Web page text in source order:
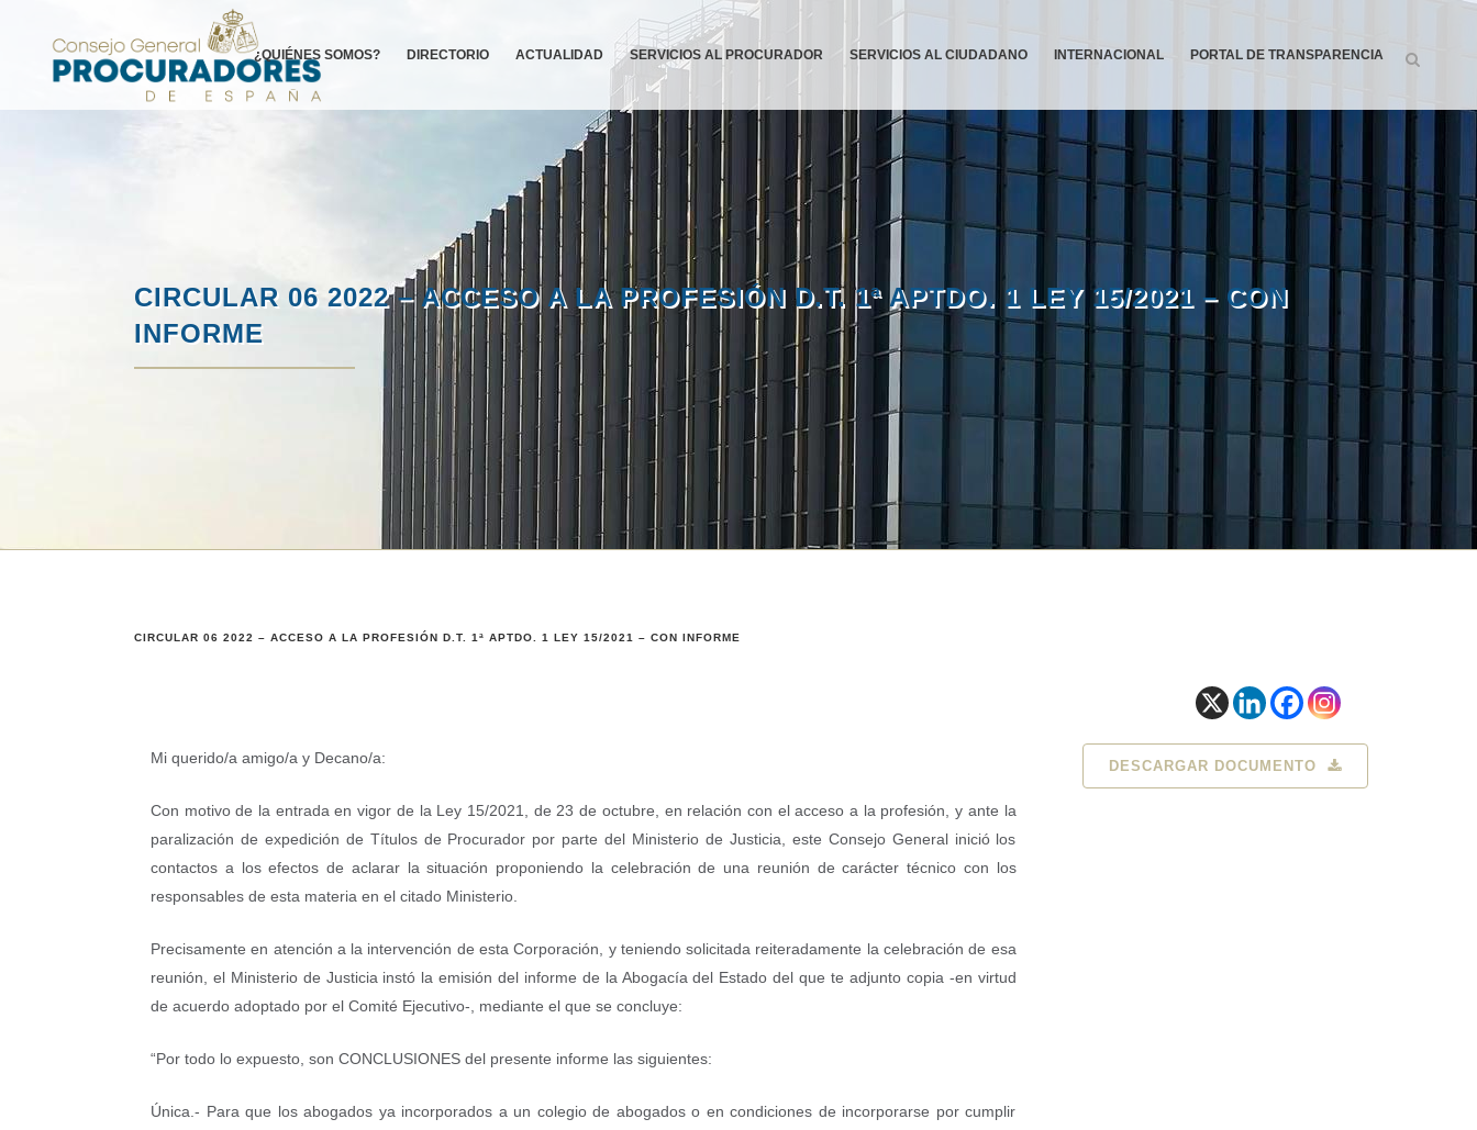
¿QUIÉNES SOMOS? DIRECTORIO ACTUALIDAD SERVICIOS AL PROCURADOR SERVICIOS AL CIUDADANO INTERNACIONAL PORTAL DE TRANSPARENCIA
CIRCULAR 06 2022 – ACCESO A LA PROFESIÓN D.T. 1ª APTDO. 1 LEY 15/2021 – CON
INFORME
CIRCULAR 06 2022 – ACCESO A LA PROFESIÓN D.T. 1ª APTDO. 1 LEY 15/2021 – CON INFORME
Mi querido/a amigo/a y Decano/a:
Con motivo de la entrada en vigor de la Ley 15/2021, de 23 de octubre, en relación con el acceso a la profesión, y ante la
paralización de expedición de Títulos de Procurador por parte del Ministerio de Justicia, este Consejo General inició los
contactos a los efectos de aclarar la situación proponiendo la celebración de una reunión de carácter técnico con los
responsables de esta materia en el citado Ministerio.
Precisamente en atención a la intervención de esta Corporación, y teniendo solicitada reiteradamente la celebración de esa
reunión, el Ministerio de Justicia instó la emisión del informe de la Abogacía del Estado del que te adjunto copia -en virtud
de acuerdo adoptado por el Comité Ejecutivo-, mediante el que se concluye:
“Por todo lo expuesto, son CONCLUSIONES del presente informe las siguientes:
Única.- Para que los abogados ya incorporados a un colegio de abogados o en condiciones de incorporarse por cumplir
DESCARGAR DOCUMENTO